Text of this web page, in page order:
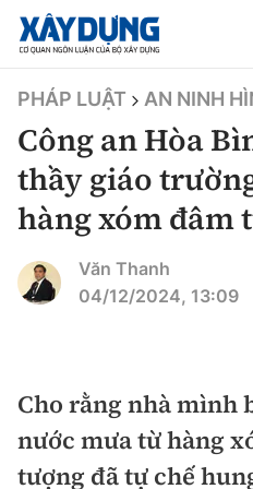
TIN BỘ XÂY DỰNG
CHUYÊN MỤC
Mới nhất
Chính trị
Xã hội
Xây dựng
Chỉ đạo điều hành
Giao thông
PHÁP LUẬT AN NINH
Công an Hòa
thầy giáo
hàng xóm đâm
Văn Thanh
04/12/2024, 13:09
Cho rằng nhà mình
nước mưa từ hàng
tượng đã tự chế